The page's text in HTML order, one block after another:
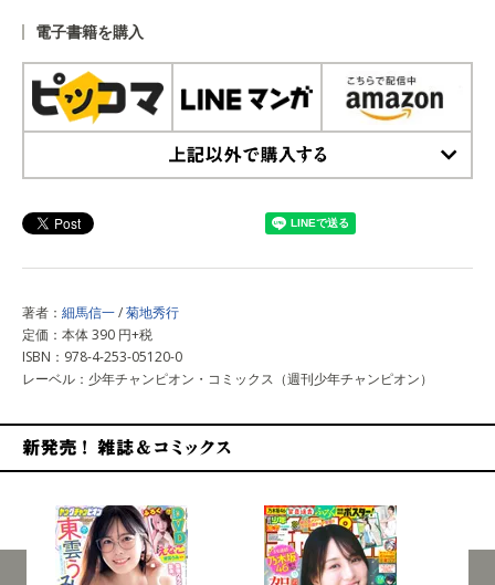
電子書籍を購入
著者： 細馬信一/菊地秀行
定価：本体 390 円+税
ISBN：978-4-253-05120-0
レーベル：少年チャンピオン・コミックス（週刊少年チャンピオン）